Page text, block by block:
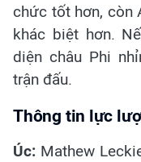
chức tốt hơn, còn
khác biệt hơn.
diện châu Phi
trận đấu.
Thông tin lực
Úc: Mathew